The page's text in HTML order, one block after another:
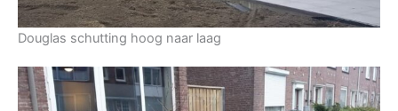
Douglas schutting hoog naar laag